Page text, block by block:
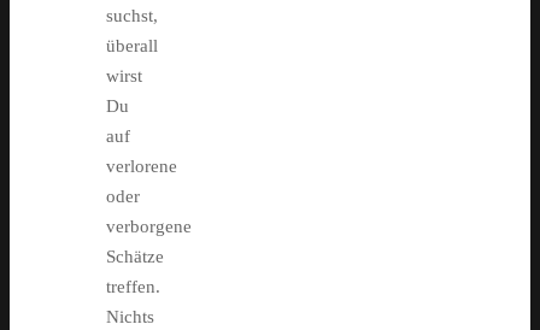
suchst,
überall
wirst
Du
auf
verlorene
oder
verborgene
Schätze
treffen.
Nichts